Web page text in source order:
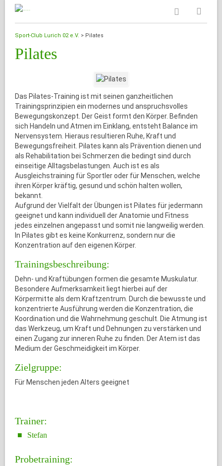
Sport-Club Lurich 02 e.V. > Pilates
Pilates
Das Pilates-Training ist mit seinen ganzheitlichen
Trainingsprinzipien ein modernes und anspruchsvolles
Bewegungskonzept. Der Geist formt den Körper. Befinden
sich Handeln und Atmen im Einklang, entsteht Balance im
Nervensystem. Hieraus resultieren Ruhe, Kraft und
Bewegungsfreiheit. Pilates kann als Prävention dienen und
als Rehabilitation bei Schmerzen die bedingt sind durch
einseitige Alltagsbelastungen. Auch ist es als
Ausgleichstraining für Sportler oder für Menschen, welche
ihren Körper kräftig, gesund und schön halten wollen,
bekannt.
Aufgrund der Vielfalt der Übungen ist Pilates für jedermann
geeignet und kann individuell der Anatomie und Fitness
jedes einzelnen angepasst und somit nie langweilig werden.
In Pilates gibt es keine Konkurrenz, sondern nur die
Konzentration auf den eigenen Körper.
Trainingsbeschreibung:
Dehn- und Kraftübungen formen die gesamte Muskulatur.
Besondere Aufmerksamkeit liegt hierbei auf der
Körpermitte als dem Kraftzentrum. Durch die bewusste und
konzentrierte Ausführung werden die Konzentration, die
Koordination und die Wahrnehmung geschult. Die Atmung ist
das Werkzeug, um Kraft und Dehnungen zu verstärken und
einen Zugang zur inneren Ruhe zu finden. Der Atem ist das
Medium der Geschmeidigkeit im Körper.
Zielgruppe:
Für Menschen jeden Alters geeignet
Trainer:
Stefan
Probetraining: